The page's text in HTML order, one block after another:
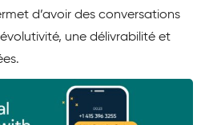
d’avoir des conversations
une délivrabilité et